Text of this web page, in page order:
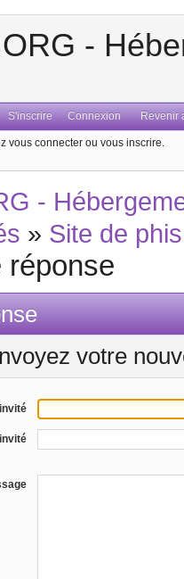
-
S'inscrire Connexion Revenir
vous connecter ou vous inscrire.
-
» Site de
réponse
votre